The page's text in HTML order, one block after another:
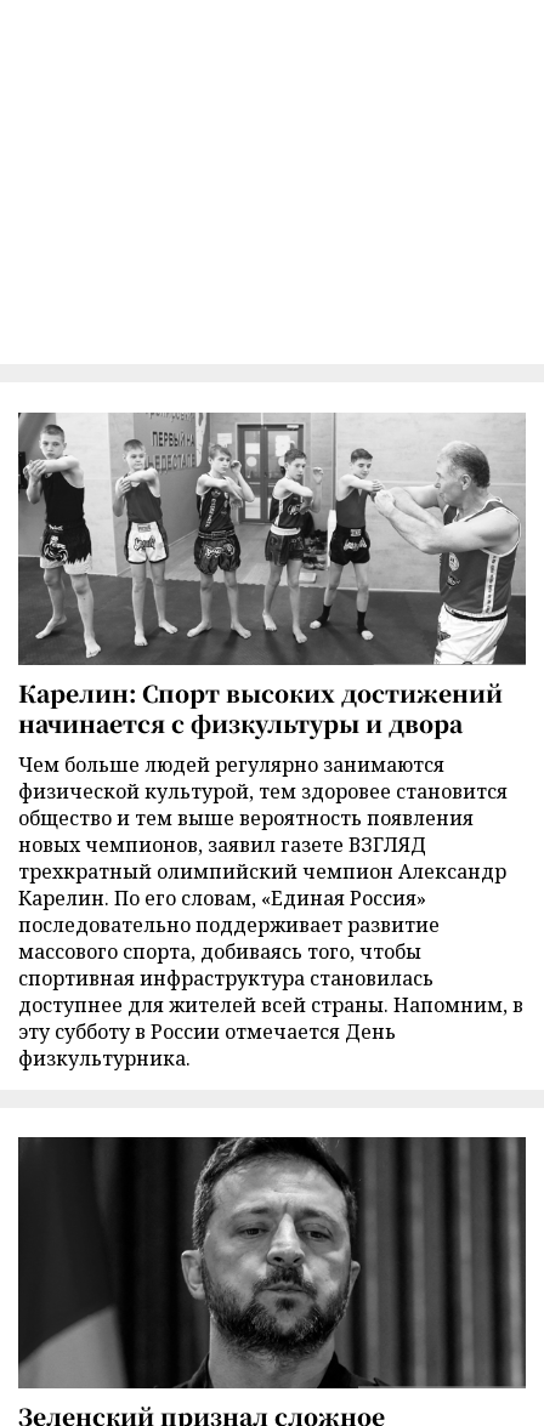
Карелин: Спорт высоких достижений
начинается с физкультуры и двора
Чем больше людей регулярно занимаются
физической культурой, тем здоровее становится
общество и тем выше вероятность появления
новых чемпионов, заявил газете ВЗГЛЯД
трехкратный олимпийский чемпион Александр
Карелин. По его словам, «Единая Россия»
последовательно поддерживает развитие
массового спорта, добиваясь того, чтобы
спортивная инфраструктура становилась
доступнее для жителей всей страны. Напомним, в
эту субботу в России отмечается День
физкультурника.
Зеленский признал сложное